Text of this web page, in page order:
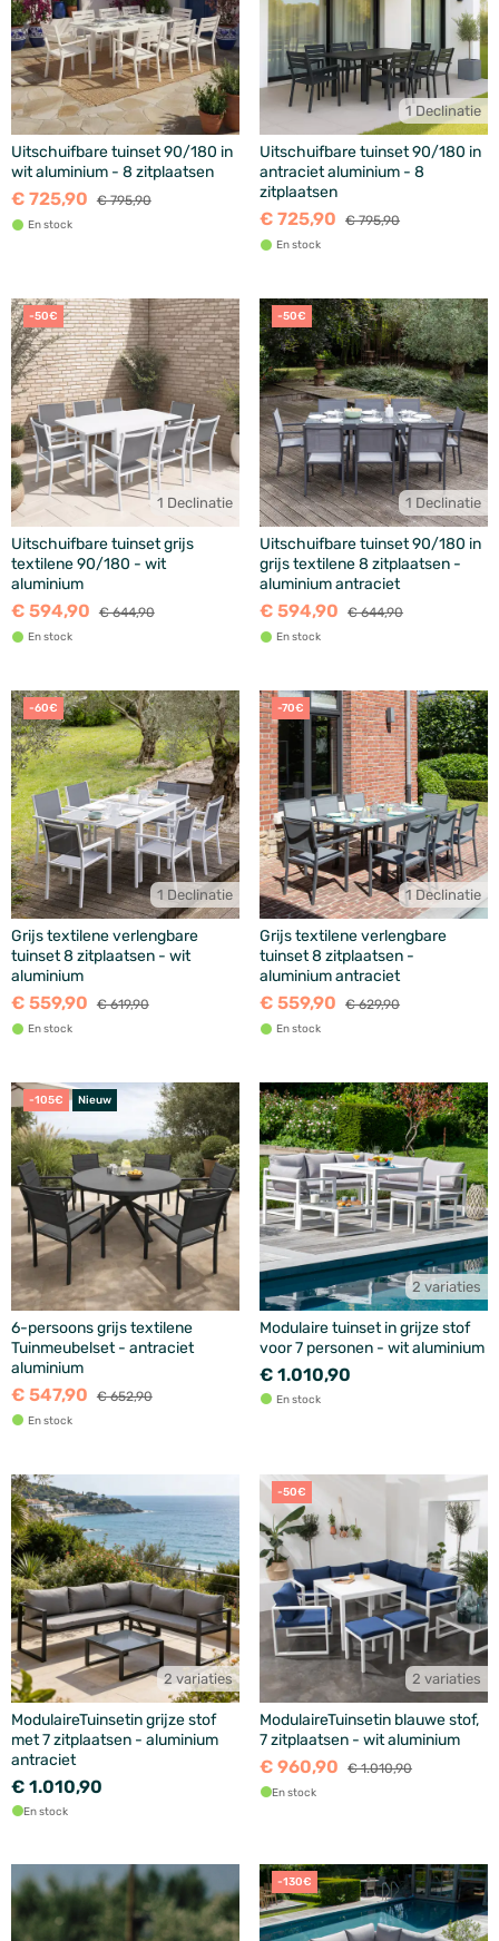
Uitschuifbare tuinset 90/180 in
wit aluminium - 8 zitplaatsen
€ 725,90 € 795,90
En stock
1 Declinatie
Uitschuifbare tuinset 90/180 in
antraciet aluminium - 8
zitplaatsen
€ 725,90 € 795,90
En stock
-50€
1 Declinatie
Uitschuifbare tuinset grijs
textilene 90/180 - wit
aluminium
€ 594,90 € 644,90
En stock
-50€
1 Declinatie
Uitschuifbare tuinset 90/180 in
grijs textilene 8 zitplaatsen -
aluminium antraciet
€ 594,90 € 644,90
En stock
-60€
1 Declinatie
Grijs textilene verlengbare
tuinset 8 zitplaatsen - wit
aluminium
€ 559,90 € 619,90
En stock
-70€
1 Declinatie
Grijs textilene verlengbare
tuinset 8 zitplaatsen -
aluminium antraciet
€ 559,90 € 629,90
En stock
-105€ Nieuw
6-persoons grijs textilene
Tuinmeubelset - antraciet
aluminium
€ 547,90 € 652,90
En stock
2 variaties
Modulaire tuinset in grijze stof
voor 7 personen - wit aluminium
€ 1.010,90
En stock
2 variaties
ModulaireTuinsetin grijze stof
met 7 zitplaatsen - aluminium
antraciet
€ 1.010,90
En stock
-50€
2 variaties
ModulaireTuinsetin blauwe stof,
7 zitplaatsen - wit aluminium
€ 960,90 € 1.010,90
En stock
-130€